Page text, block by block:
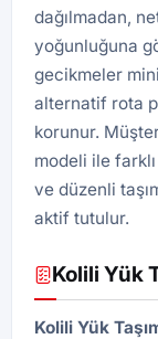
dağılmadan,
yoğunluğuna
gecikmeler
alternatif rota
korunur.
modeli ile
ve düzenli
aktif tutulur.
Kolili Yük
Kolili Yük